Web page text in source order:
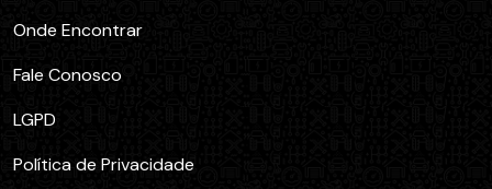
Onde Encontrar
Fale Conosco
LGPD
Política de Privacidade